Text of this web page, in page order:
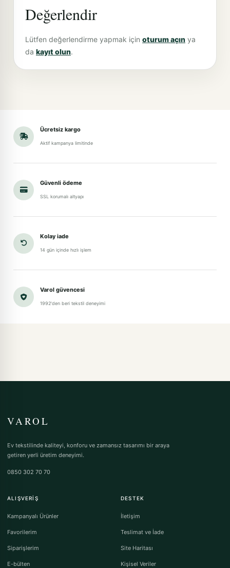
Değerlendir
Lütfen değerlendirme yapmak için oturum açın ya
da kayıt olun.
Ücretsiz kargo
Aktif kampanya limitinde
Güvenli ödeme
SSL korumalı altyapı
Kolay iade
14 gün içinde hızlı işlem
Varol güvencesi
1992'den beri tekstil deneyimi
VAROL
Ev tekstilinde kaliteyi, konforu ve zamansız tasarımı bir araya
getiren yerli üretim deneyimi.
0850 302 70 70
ALIŞVERIŞ
Kampanyalı Ürünler
Favorilerim
Siparişlerim
E-bülten
DESTEK
İletişim
Teslimat ve İade
Site Haritası
Kişisel Veriler